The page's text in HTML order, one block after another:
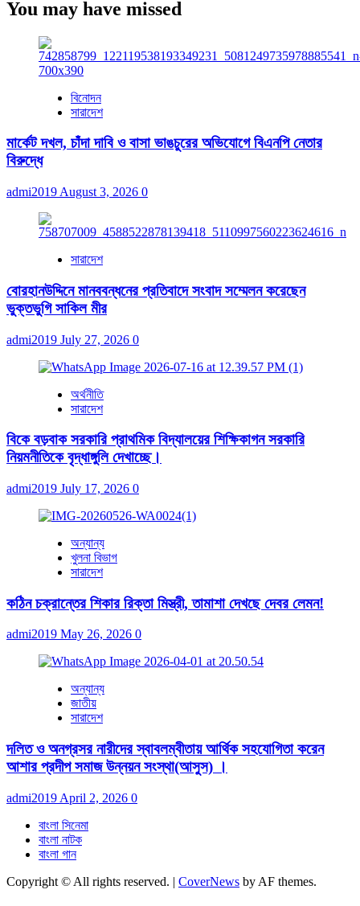
You may have missed
বিনোদন
সারাদেশ
মার্কেট দখল, চাঁদা দাবি ও বাসা ভাঙচুরের অভিযোগে বিএনপি নেতার
বিরুদ্ধে
admi2019 August 3, 2026 0
সারাদেশ
বোরহানউদ্দিনে মানববন্ধনের প্রতিবাদে সংবাদ সম্মেলন করেছেন
ভুক্তভুগি সাকিল মীর
admi2019 July 27, 2026 0
অর্থনীতি
সারাদেশ
বিকে বড়বাক সরকারি প্রাথমিক বিদ্যালয়ের শিক্ষিকাগন সরকারি
নিয়মনীতিকে বৃদ্ধাঙ্গুলি দেখাচ্ছে।
admi2019 July 17, 2026 0
অন্যান্য
খুলনা বিভাগ
সারাদেশ
কঠিন চক্রান্তের শিকার রিক্তা মিস্ত্রী, তামাশা দেখছে দেবর লেমন!
admi2019 May 26, 2026 0
অন্যান্য
জাতীয়
সারাদেশ
দলিত ও অনগ্রসর নারীদের স্বাবলম্বীতায় আর্থিক সহযোগিতা করেন
আশার প্রদীপ সমাজ উন্নয়ন সংস্থা(আসুস) ।
admi2019 April 2, 2026 0
বাংলা সিনেমা
বাংলা নাটক
বাংলা গান
Copyright © All rights reserved. | CoverNews by AF themes.